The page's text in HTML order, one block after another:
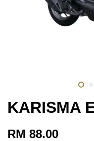
KARISMA
RM 88.00